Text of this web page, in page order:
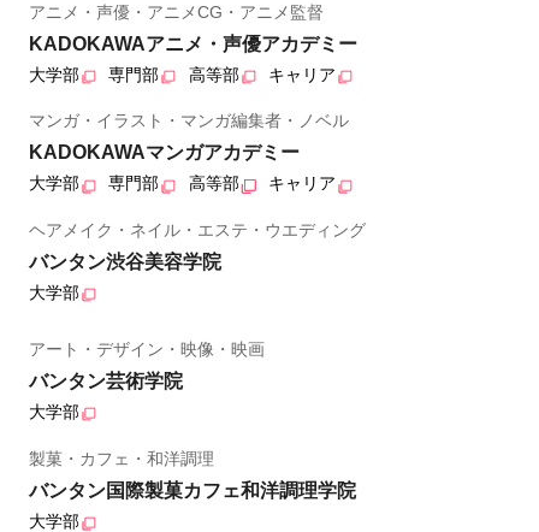
アニメ・声優・アニメCG・アニメ監督
KADOKAWAアニメ・声優アカデミー
大学部 専門部 高等部 キャリア
マンガ・イラスト・マンガ編集者・ノベル
KADOKAWAマンガアカデミー
大学部 専門部 高等部 キャリア
ヘアメイク・ネイル・エステ・ウエディング
バンタン渋谷美容学院
大学部
アート・デザイン・映像・映画
バンタン芸術学院
大学部
製菓・カフェ・和洋調理
バンタン国際製菓カフェ和洋調理学院
大学部